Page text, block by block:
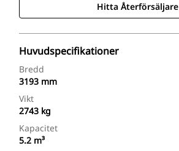
Hitta Återförsäljare
Huvudspecifikationer
Bredd
3193 mm
Vikt
2743 kg
Kapacitet
5.2 m³